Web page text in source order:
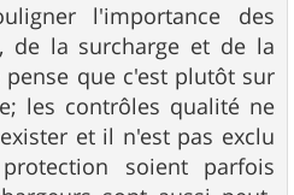
l'importance des
de la surcharge et de la
que c'est plutôt sur
les contrôles qualité ne
et il n'est pas exclu
soient parfois